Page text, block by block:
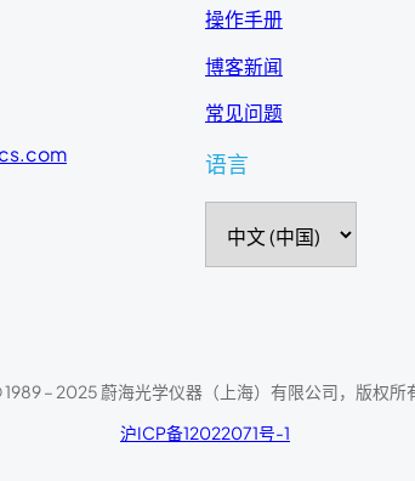
操作手册
博客新闻
常见问题
语言
语
– 2025 蔚海光学仪器（上海）有限公司，版权所
沪ICP备12022071号-1